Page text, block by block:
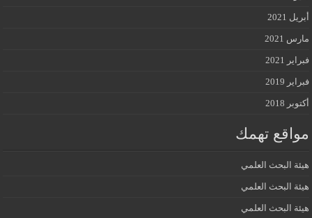
أبريل 2021
مارس 2021
فبراير 2021
فبراير 2019
أكتوبر 2018
مواقع تهمك
هيئة البحث العلمي
هيئة البحث العلمي
هيئة البحث العلمي